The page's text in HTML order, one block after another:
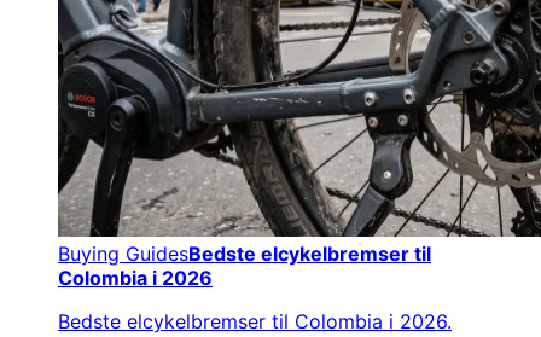
Buying GuidesBedste elcykelbremser til
Colombia i 2026
Bedste elcykelbremser til Colombia i 2026.